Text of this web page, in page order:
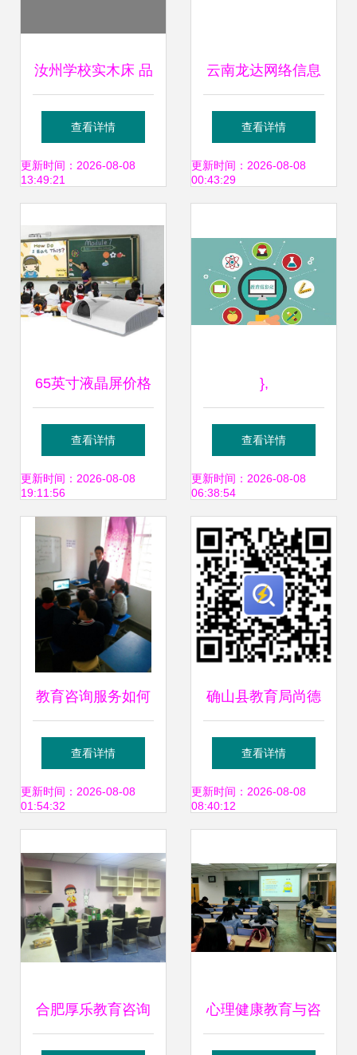
汝州学校实木床 品
质护航，打造健康
校园宿舍新典范
深耕行业服务解析
查看详情
更新时间：2026-08-08
13:49:21
云南龙达网络信息
科技 引领数字化转
型，赋能智慧未来
查看详情
更新时间：2026-08-08
00:43:29
65英寸液晶屏价格
下降，对商教投影
市场的冲击与重塑
查看详情
更新时间：2026-08-08
19:11:56
},
查看详情
更新时间：2026-08-08
06:38:54
教育咨询服务如何
助力大理市学生全
面成长
查看详情
更新时间：2026-08-08
01:54:32
确山县教育局尚德
学校造价咨询项目
竞争性谈判公告
查看详情
更新时间：2026-08-08
08:40:12
合肥厚乐教育咨询 心理健康教育与咨